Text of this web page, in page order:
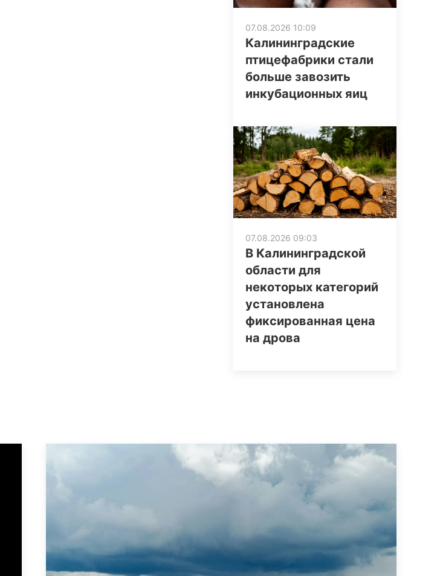
07.08.2026 10:09
Калининградские
птицефабрики стали
больше завозить
инкубационных яиц
07.08.2026 09:03
В Калининградской
области для
некоторых категорий
установлена
фиксированная цена
на дрова